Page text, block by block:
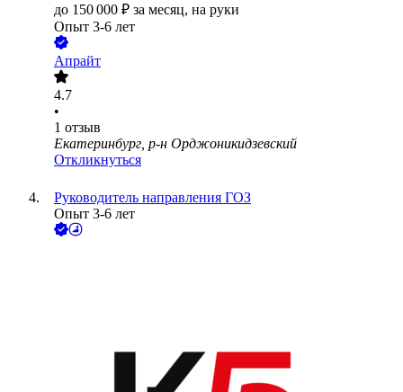
до 150 000 ₽ за месяц, на руки
Опыт 3-6 лет
Апрайт
4.7
•
1 отзыв
Екатеринбург, р-н Орджоникидзевский
Откликнуться
Руководитель направления ГОЗ
Опыт 3-6 лет